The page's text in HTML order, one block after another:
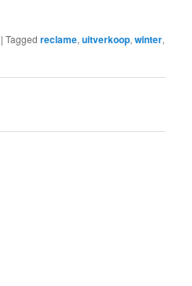
|Tagged reclame,uitverkoop,winter,